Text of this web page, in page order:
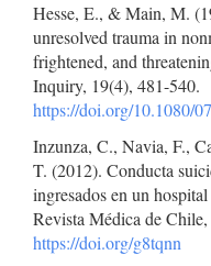
Hesse, E., & Main, M.
unresolved trauma in
frightened, and
Inquiry, 19(4), 481-540.
https://doi.org/10.1080/
Inzunza, C., Navia, F.,
T. (2012). Conducta
ingresados en un
Revista Médica de
https://doi.org/g8tqnn